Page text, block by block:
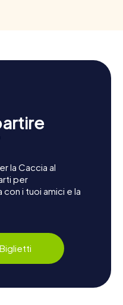
la Caccia al
per
i tuoi amici e la